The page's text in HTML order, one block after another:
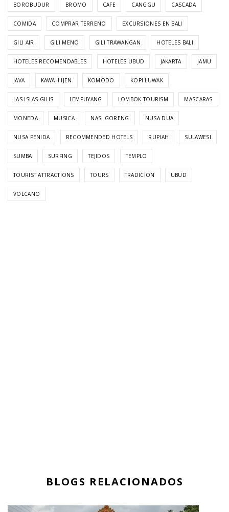
BOROBUDUR BROMO CAFE CANGGU CASCADA
COMIDA COMPRAR TERRENO EXCURSIONES EN BALI
GILI AIR GILI MENO GILI TRAWANGAN HOTELES BALI
HOTELES RECOMENDABLES HOTELES UBUD JAKARTA JAMU
JAVA KAWAH IJEN KOMODO KOPI LUWAK
LAS ISLAS GILIS LEMPUYANG LOMBOK TOURISM MASCARAS
MONEDA MUSICA NASI GORENG NUSA DUA
NUSA PENIDA RECOMMENDED HOTELS RUPIAH SULAWESI
SUMBA SURFING TEJIDOS TEMPLO
TOURIST ATTRACTIONS TOURS TRADICION UBUD
VOLCANO
BLOGS RELACIONADOS